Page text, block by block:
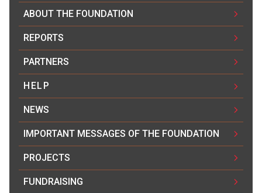
ABOUT THE FOUNDATION
REPORTS
PARTNERS
HELP
NEWS
IMPORTANT MESSAGES OF THE FOUNDATION
PROJECTS
FUNDRAISING